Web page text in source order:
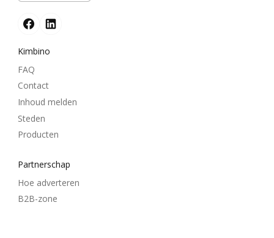
Kimbino
FAQ
Contact
Inhoud melden
Steden
Producten
Partnerschap
Hoe adverteren
B2B-zone